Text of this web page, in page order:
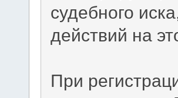
судебного
действий на
При